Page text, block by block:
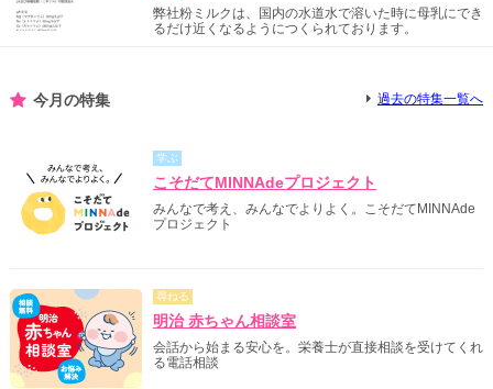
弊社粉ミルクは、国内の水道水で溶いた時に母乳にでき
るだけ近くなるようにつくられております。
今月の特集 過去の特集一覧へ
学ぶ
こそだてMINNAdeプロジェクト
みんなで考え、みんなでよりよく。こそだてMINNAde
プロジェクト
尋ねる
明治 赤ちゃん相談室
会話から始まる安心を。栄養士が直接相談を受けてくれ
る電話相談